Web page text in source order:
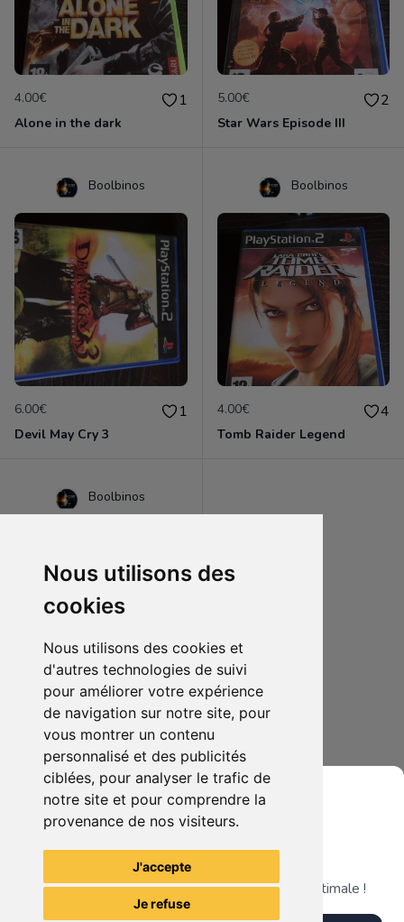
Nous utilisons des
cookies
Nous utilisons des cookies et
d'autres technologies de suivi
pour améliorer votre expérience
de navigation sur notre site, pour
vous montrer un contenu
personnalisé et des publicités
ciblées, pour analyser le trafic de
notre site et pour comprendre la
provenance de nos visiteurs.
J'accepte
Je refuse
4.00€ 1
Alone in the dark
5.00€ 2
Star Wars Episode III
Boolbinos
6.00€ 1
Devil May Cry 3
Boolbinos
4.00€ 4
Tomb Raider Legend
Boolbinos
3.00€ 4
Medal of honor En première ligne
Voir tous les articles du vendeur
Grenier du Geek
Télécharge notre app pour une expérience optimale !